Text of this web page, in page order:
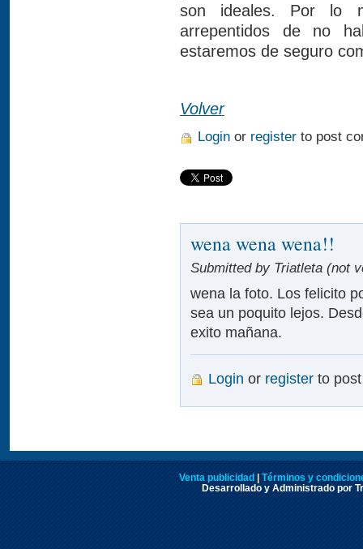
son ideales. Por lo
arrepentidos de no
estaremos de seguro
Volver
Login or register to post
wena wena wena!!
Submitted by Triatleta (not
wena la foto. Los felicito
sea un poquito lejos.
exito mañana.
Login or register to
Venta publicidad | Términos y
Desarrollado y Administrado por